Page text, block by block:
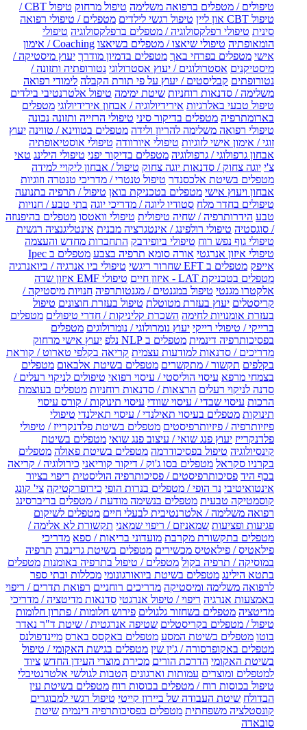
טיפולים / מטפלים ברפואה משלימה טיפול מרחוק
טיפול CBT /
טיפול CBT און ליין
טיפול רגשי לילדים מטפלים / טיפולי רפואה
סינית טיפולי רפלקסולוגיה / מטפלים ברפלקסולוגיה טיפולי
הומאופתיה טיפולי שיאצו / מטפלים בשיאצו
Coaching / אימון
אישי מטפלים בפרחי באך מטפלים בדמיון מודרך יעוץ מיסטיקה /
מיסטיקנים אסטרולוגים / יעוץ אסטרולוגי נטורופתיה ותזונה /
נטורופתים קבליסטים / יעוץ על פי תורת הקבלה לימודי רפואה
משלימה / סדנאות רוחניות שיטת ימימה טיפול אלטרנטיבי בילדים
טיפול טבעי באלרגיות אירידיולוגיה / אבחון אירידיולוגי מטפלים
בארומתרפיה מטפלים בדיקור סיני טיפולי הרזייה ותזונה נכונה
טיפולי רפואה משלימה להריון ולידה מטפלים בטווינא / טווינה יעוץ
זוגי / אימון אישי לזוגיות טיפולי איורוודה טיפולי אוסטיאופתיה
אבחון גרפולוגי / גרפולוגיה מטפלים בדיקור יפני טיפולי הילינג טאי
צ'י יוגה צחוק / סדנאות יוגה צחוק טיפול / אבחון ליקויי למידה
מטפלים בשיטת אלכסנדר טיפול טנטרי / מדריכי טנטרה וזוגיות
אבחון ויעוץ אישי מטפלים בטכניקת בואן טיפול / תרפיה בתנועה
טיפולים בחדר מלח סטודיו ליוגה / מדריכי יוגה בתי טבע / חנויות
טבע הידרותרפיה / שחיה טיפולית טיפולי וואטסו מטפלים בהיפנוזה
/ סוגסטיה טיפולי רולפינג / אינטגרציה מבנית אינטליגנציה רגשית
טיפולי גוף נפש רוח טיפולי ביופידבק התחברות מחדש והעצמה
טיפולי איזון אנרגטי אורה סומא תרפיה בצבע
מטפלים ב Ipec
אייפק מטפלים ב EFT שחרור ריגשי
טיפולי ביו אנרגיה / ביואנרגיה
מטפלים בטכניקת LAT - איזון חיים
טיפולי EMF איזון שדה
אלקטרו מגנטי טיפול במגנטים / מגנטותרפיה חנויות מיסטיקה /
קריסטלים יעוץ בעזרת מטוטלת טיפול בעזרת חוצונים טיפול
בעזרת אומנויות לחימה השכרת קליניקות / חדרי טיפולים מטפלים
ברייקי / טיפולי רייקי יעוץ נומרולוגי / נומרולוגים מטפלים
בפסיכותרפיה דינמית מטפלים ב NLP נלפ
יעוץ אישי מרחוק
מדריכים / סדנאות למודעות עצמית קריאה בקלפי טארוט / קוראת
בקלפים תקשור / מתקשרים מטפלים בשיטת אלבאום מטפלים
בצמחי מרפא עיסוי הוליסטי / עיסוי רפואי טיפולים לניקוי רעלים /
סדנה לניקוי רעלים הרצאות / סדנאות רוחניות מטפלים בעוצמת
הרכות עיסוי שבדי / עיסוי שוודי עיסוי תינוקות / קורס עיסוי
תינוקות מטפלים בעיסוי תאילנדי / עיסוי תאילנדי טיפולי
פיזיותרפיה / פיזיותרפיסטים מטפלים בשיטת פלדנקרייז / טיפולי
פלדנקרייז יעוץ פנג שואי / עיצוב פנג שואי מטפלים בשיטת
קינסיולוגיה טיפול בפסיכודרמה מטפלים בשיטת פאולה מטפלים
בקרניו סקראל מטפלים בסו ג'וק / דיקור קוריאני כירולוגיה / קריאה
בכף היד פסיכותרפיסטים / פסיכותרפיה הוליסטית ריפוי בציור
אינטואיטיבי נר הופי / מטפלים בנרות הופי כירופרקטיקה צי' קונג
קוסמטיקה טבעית מטפלים בנשימה מודעת / מטפלים בריברסינג
רפואה משלימה / אלטרנטיבית לבעלי חיים מטפלים לשיקום
פגיעות ופציעות שמאניזם / ריפוי שמאני תקשורת לא אלימה /
מטפלים בתקשורת מקרבת מועדוני בריאות / ספא מדריכי
פילאטיס / פילאטיס מכשירים מטפלים בשיטת גרינברג תרפיה
במוסיקה / תרפיה בקול מטפלים / טיפול בתרפיה באומנות מטפלים
בתטא הילינג מטפלים בשיטת ביואורגונומי מכללות ובתי ספר
לרפואה משלימה ומיסטיקה מדריכים רוחניים רפואת תדרים / ריפוי
באמצעות אנרגיה ריפוי / טיפול אנרגטי סדנאות מדיטציה / מדריכי
מדיטציה מטפלים בשחזור גלגולים פירוש חלומות / פתרון חלומות
טיפול / מטפלים בקריסטלים שטיפה אנרגטית / שיטת ד"ר נאדר
בוטו מטפלים בשיטת המסע מטפלים באקסס בארס מיינדפולנס
מטפלים באקופרסורה / ג'ין שין מטפלים בגישת האקומי / טיפול
בשיטת האקומי הדרכת הורים מכירת מוצרי העידן החדש ציוד
למטפלים ומוצרים עמותות וארגונים הטבות לגולשי אלטרנטיבלי
טיפול בכוסות רוח / מטפלים בכוסות רוח מטפלים בשיטת עין
הבדולח שיטת העבודה של ביירון קייטי טיפול רגשי למבוגרים
קונסטלציה משפחתית מטפלים בפסיכותרפיה דינמית שיטת
סובאדה